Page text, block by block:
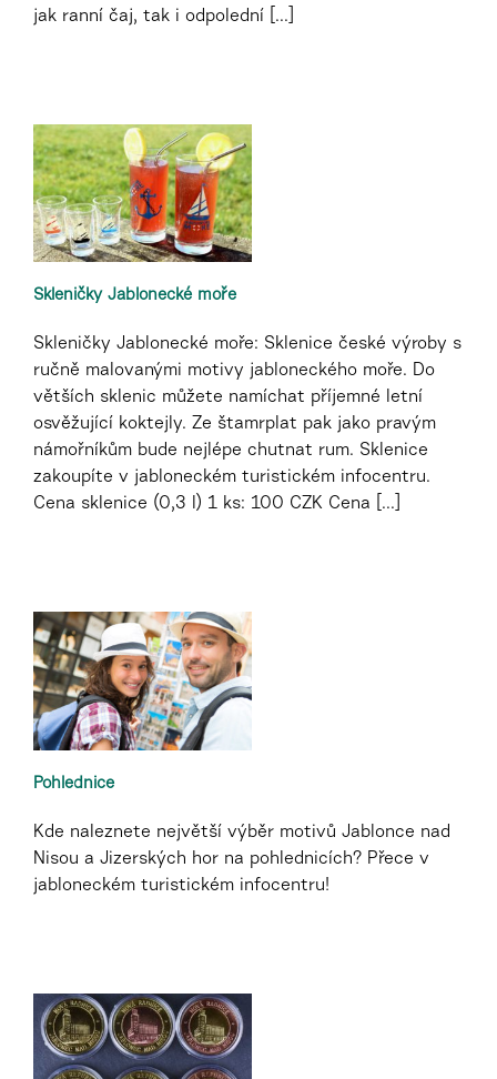
jak ranní čaj, tak i odpolední [...]
Skleničky Jablonecké moře
Skleničky Jablonecké moře: Sklenice české výroby s
ručně malovanými motivy jabloneckého moře. Do
větších sklenic můžete namíchat příjemné letní
osvěžující koktejly. Ze štamrplat pak jako pravým
námořníkům bude nejlépe chutnat rum. Sklenice
zakoupíte v jabloneckém turistickém infocentru.
Cena sklenice (0,3 l) 1 ks: 100 CZK Cena [...]
Pohlednice
Kde naleznete největší výběr motivů Jablonce nad
Nisou a Jizerských hor na pohlednicích? Přece v
jabloneckém turistickém infocentru!